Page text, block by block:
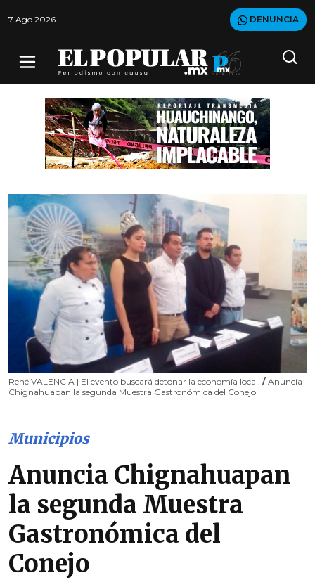
7 Ago 2026 DENUNCIA
René VALENCIA | El evento buscará detonar la economía local. / Anuncia
Chignahuapan la segunda Muestra Gastronómica del Conejo
Municipios
Anuncia Chignahuapan
la segunda Muestra
Gastronómica del
Conejo